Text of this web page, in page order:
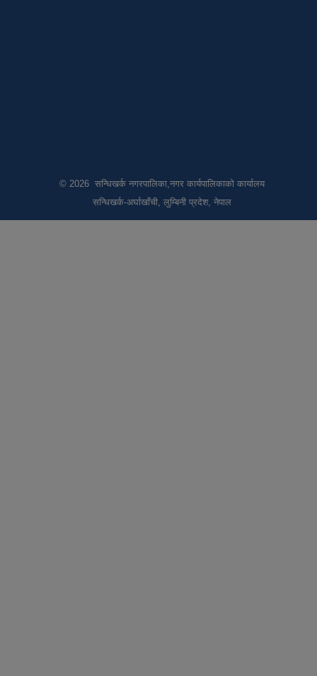
© 2026 सन्धिखर्क नगरपालिका,नगर कार्यपालिकाको कार्यालय
सन्धिखर्क-अर्घाखाँची, लुम्बिनी प्रदेश, नेपाल